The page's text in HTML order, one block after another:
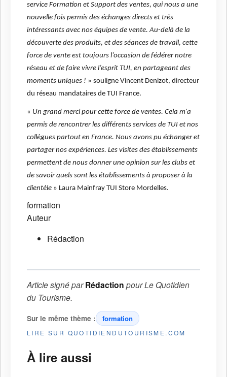
service Formation et Support des ventes, qui nous a une
nouvelle fois permis des échanges directs et très
intéressants avec nos équipes de vente. Au-delà de la
découverte des produits, et des séances de travail, cette
force de vente est toujours l’occasion de fédérer notre
réseau et de faire vivre l’esprit TUI, en partageant des
moments uniques ! » souligne Vincent Denizot, directeur
du réseau mandataires de TUI France.
« Un grand merci pour cette force de ventes. Cela m'a
permis de rencontrer les différents services de TUI et nos
collègues partout en France. Nous avons pu échanger et
partager nos expériences. Les visites des établissements
permettent de nous donner une opinion sur les clubs et
de savoir quels sont les établissements à proposer à la
clientèle » Laura Mainfray TUI Store Mordelles.
formation
Auteur
Rédaction
Article signé parRédaction pourLe Quotidien
du Tourisme.
Sur le même thème : formation
LIRE SUR QUOTIDIENDUTOURISME.COM
À lire aussi